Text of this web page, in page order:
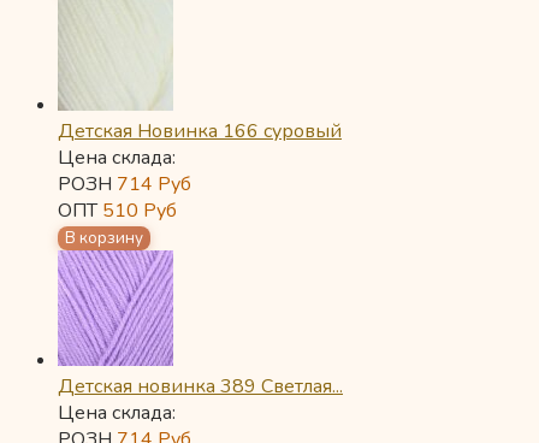
Детская Новинка 166 суровый
Цена склада:
РОЗН 714 Руб
ОПТ510 Руб
Детская новинка 389 Светлая...
Цена склада: